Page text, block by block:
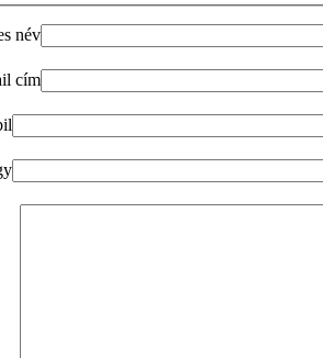
név
cím